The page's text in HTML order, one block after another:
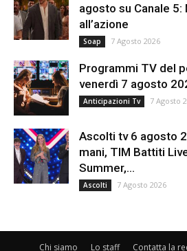
agosto su Canale 5:
all’azione
Soap 7 Agosto 2026
Programmi TV del
venerdì 7 agosto
Anticipazioni Tv 7 Agosto
Ascolti tv 6 agosto
mani, TIM Battiti
Summer,...
Ascolti 7 Agosto 2026
Chi siamo Lo staff Contatta la